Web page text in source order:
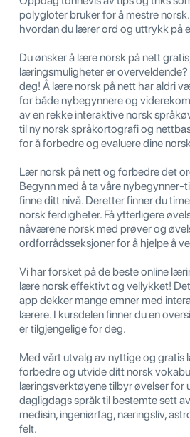
polygloter bruker for å mestre
hvordan du lærer ord og uttrykk på
Du ønsker å lære norsk på nett
læringsmuligheter er
deg! Å lære norsk på nett har aldri
for både nybegynnere og
av en rekke interaktive norsk
til ny norsk språkortografi og
for å forbedre og evaluere dine
Lær norsk på nett og forbedre det
Begynn med å ta våre nybegynner-
finne ditt nivå. Deretter finner du
norsk ferdigheter. Få ytterligere
nåværene norsk med prøver og
ordforrådsseksjoner for å hjelpe å
Vi har forsket på de beste online
lære norsk effektivt og vellykket!
app dekker mange emner med
lærere. I kursdelen finner du en
er tilgjengelige for deg.
Med vårt utvalg av nyttige og
forbedre og utvide ditt norsk
læringsverktøyene tilbyr øvelser for
dagligdags språk til bestemte sett
medisin, ingeniørfag, næringsliv,
felt.